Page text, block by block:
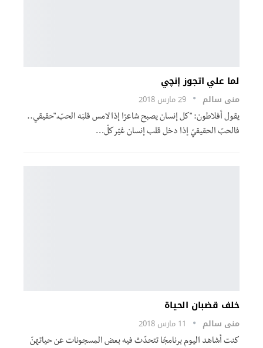
لما علي اتجوز إنچي
منى سالم 29 مارس 2018
يقول أفلاطون: "كل إنسان يصبح شاعرًا إذا لامس قلبَه الحبّ."حقيقي..
فالحبّ الحقيقيّ إذا دخل قلب إنسان غيّر كلّ…
خلف قضبان الحياة
منى سالم 11 مارس 2018
كنت أشاهد اليوم برنامجًا تتحدّث فيه بعض المسجونات عن حياتهنّ